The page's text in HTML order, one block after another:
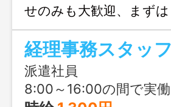
せのみも大歓迎、まず
絡ください。
経理事務スタッフ
派遣社員
8:00～16:00の間で実働4～7時間 ※